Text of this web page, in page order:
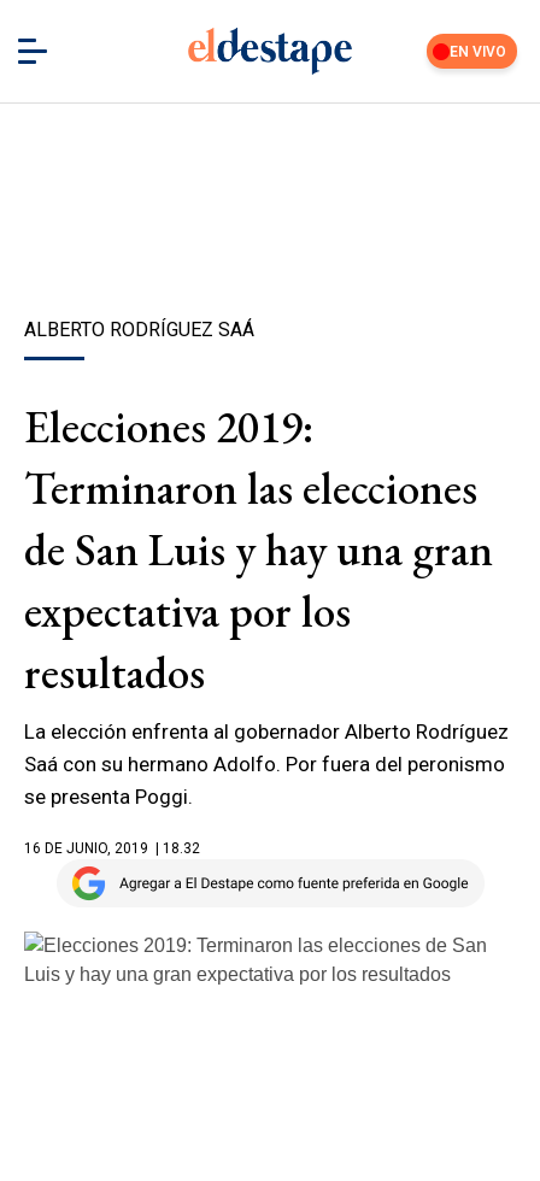
EN VIVO
ALBERTO RODRÍGUEZ SAÁ
Elecciones 2019:
Terminaron las elecciones
de San Luis y hay una gran
expectativa por los
resultados
La elección enfrenta al gobernador Alberto Rodríguez
Saá con su hermano Adolfo. Por fuera del peronismo
se presenta Poggi.
16 DE JUNIO, 2019 | 18.32